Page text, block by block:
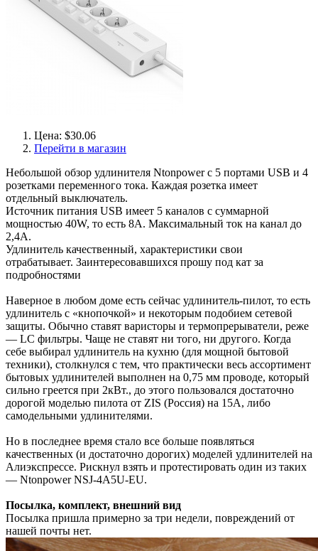
Цена: $30.06
Перейти в магазин
Небольшой обзор удлинителя Ntonpower с 5 портами USB и 4
розетками переменного тока. Каждая розетка имеет
отдельный выключатель.
Источник питания USB имеет 5 каналов с суммарной
мощностью 40W, то есть 8А. Максимальный ток на канал до
2,4А.
Удлинитель качественный, характеристики свои
отрабатывает. Заинтересовавшихся прошу под кат за
подробностями
Наверное в любом доме есть сейчас удлинитель-пилот, то есть
удлинитель с «кнопочкой» и некоторым подобием сетевой
защиты. Обычно ставят варисторы и термопрерыватели, реже
— LC фильтры. Чаще не ставят ни того, ни другого. Когда
себе выбирал удлинитель на кухню (для мощной бытовой
техники), столкнулся с тем, что практически весь ассортимент
бытовых удлинителей выполнен на 0,75 мм проводе, который
сильно греется при 2кВт., до этого пользовался достаточно
дорогой моделью пилота от ZIS (Россия) на 15А, либо
самодельными удлинителями.
Но в последнее время стало все больше появляться
качественных (и достаточно дорогих) моделей удлинителей на
Алиэкспрессе. Рискнул взять и протестировать один из таких
— Ntonpower NSJ-4A5U-EU.
Посылка, комплект, внешний вид
Посылка пришла примерно за три недели, повреждений от
нашей почты нет.